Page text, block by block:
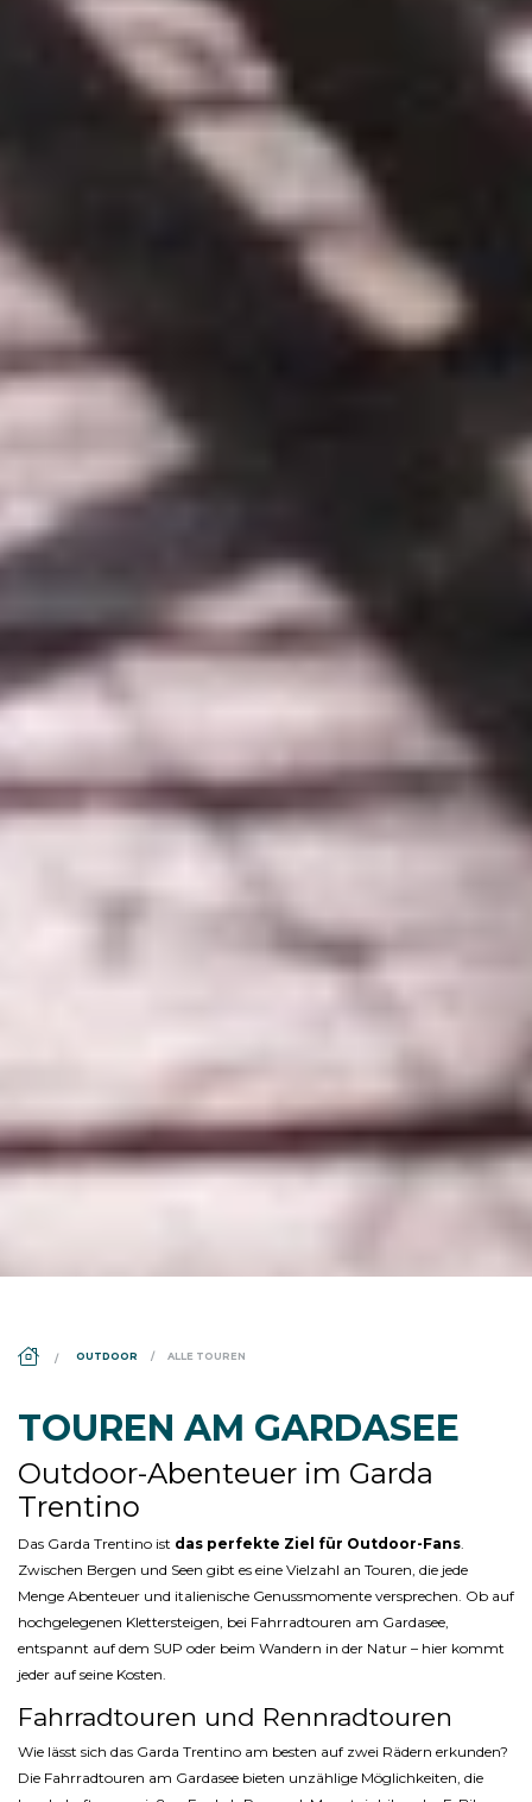
DS_BREADCRUMB.HOME
OUTDOOR ALLE TOUREN
TOUREN AM GARDASEE
Outdoor-Abenteuer im Garda
Trentino
Das Garda Trentino ist das perfekte Ziel für Outdoor-Fans.
Zwischen Bergen und Seen gibt es eine Vielzahl an Touren, die jede
Menge Abenteuer und italienische Genussmomente versprechen. Ob auf
hochgelegenen Klettersteigen, bei Fahrradtouren am Gardasee,
entspannt auf dem SUP oder beim Wandern in der Natur – hier kommt
jeder auf seine Kosten.
Fahrradtouren und Rennradtouren
Wie lässt sich das Garda Trentino am besten auf zwei Rädern erkunden?
Die Fahrradtouren am Gardasee bieten unzählige Möglichkeiten, die